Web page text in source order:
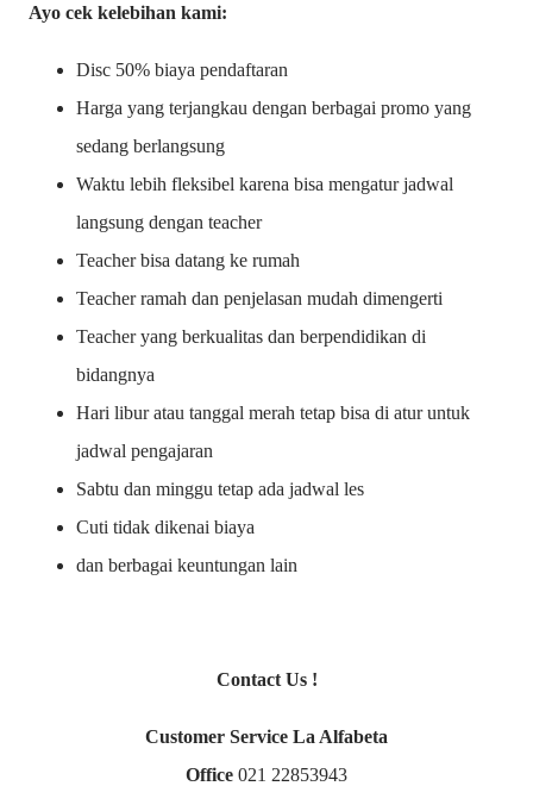
Ayo cek kelebihan kami:
Disc 50% biaya pendaftaran
Harga yang terjangkau dengan berbagai promo yang
sedang berlangsung
Waktu lebih fleksibel karena bisa mengatur jadwal
langsung dengan teacher
Teacher bisa datang ke rumah
Teacher ramah dan penjelasan mudah dimengerti
Teacher yang berkualitas dan berpendidikan di
bidangnya
Hari libur atau tanggal merah tetap bisa di atur untuk
jadwal pengajaran
Sabtu dan minggu tetap ada jadwal les
Cuti tidak dikenai biaya
dan berbagai keuntungan lain
Contact Us !
Customer Service La Alfabeta
Office 021 22853943